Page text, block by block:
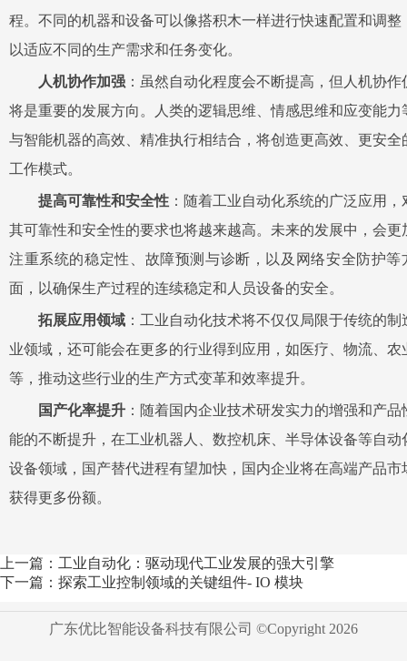
程。不同的机器和设备可以像搭积木一样进行快速配置和调整
以适应不同的生产需求和任务变化。
人机协作加强 ：虽然自动化程度会不断提高，但人机协作
将是重要的发展方向。人类的逻辑思维、情感思维和应变能力
与智能机器的高效、精准执行相结合，将创造更高效、更安全
工作模式。
提高可靠性和安全性 ：随着工业自动化系统的广泛应用，
其可靠性和安全性的要求也将越来越高。未来的发展中，会更
注重系统的稳定性、故障预测与诊断，以及网络安全防护等
面，以确保生产过程的连续稳定和人员设备的安全。
拓展应用领域 ：工业自动化技术将不仅仅局限于传统的制
业领域，还可能会在更多的行业得到应用，如医疗、物流、农
等，推动这些行业的生产方式变革和效率提升。
国产化率提升 ：随着国内企业技术研发实力的增强和产品
能的不断提升，在工业机器人、数控机床、半导体设备等自动
设备领域，国产替代进程有望加快，国内企业将在高端产品市
获得更多份额。
上一篇：工业自动化：驱动现代工业发展的强大引擎
下一篇：探索工业控制领域的关键组件- IO 模块
广东优比智能设备科技有限公司 ©Copyright 2026